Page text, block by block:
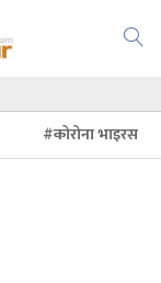
#कोरोना भाइरस